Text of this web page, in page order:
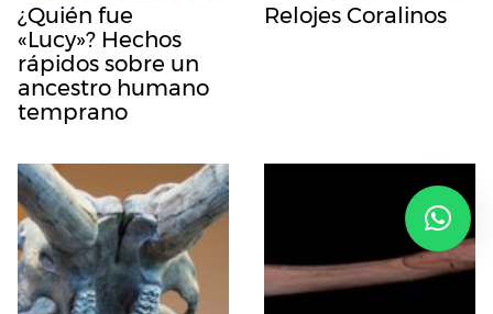
¿Quién fue
«Lucy»? Hechos
rápidos sobre un
ancestro humano
temprano
Relojes Coralinos